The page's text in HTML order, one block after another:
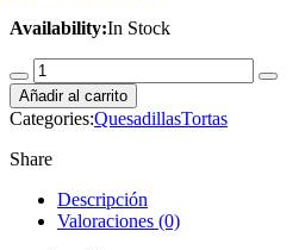
Availability:In Stock
torta
de
pollo
quantity
Añadir al carrito
Categories:QuesadillasTortas
Share
Descripción
Valoraciones (0)